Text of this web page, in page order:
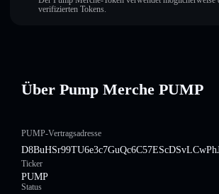
verifizierten Tokens.
Über Pump Merche PUMP
PUMP-Vertragsadresse
Ticker
PUMP
Status